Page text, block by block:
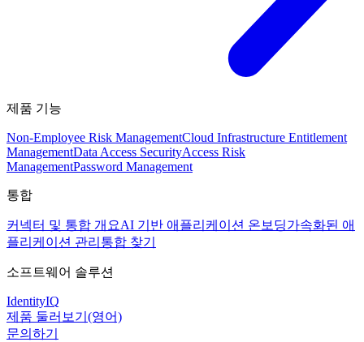
제품 기능
Non-Employee Risk ManagementCloud Infrastructure Entitlement
ManagementData Access SecurityAccess Risk
ManagementPassword Management
통합
커넥터 및 통합 개요AI 기반 애플리케이션 온보딩가속화된 애
플리케이션 관리 통합 찾기
소프트웨어 솔루션
IdentityIQ
제품 둘러보기(영어)
문의하기